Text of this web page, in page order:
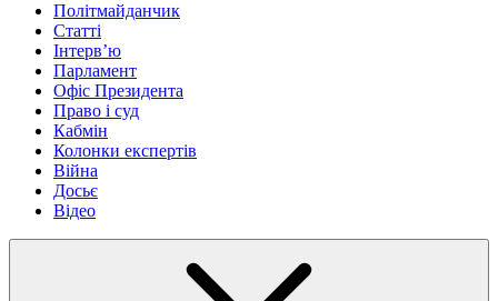
Політмайданчик
Статті
Інтервʼю
Парламент
Офіс Президента
Право і суд
Кабмін
Колонки експертів
Війна
Досьє
Відео